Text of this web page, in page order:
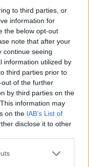
to third parties, or
information for
the below opt-out
note that after your
continue seeing
information utilized by
third parties prior to
of the further
by third parties on the
information may
on the IAB’s List of
disclose it to other
chinos
particular
9,5%, el doble
es del deofrecer
precios más
Estas
dinamizando
sus gamas
buscan, ante